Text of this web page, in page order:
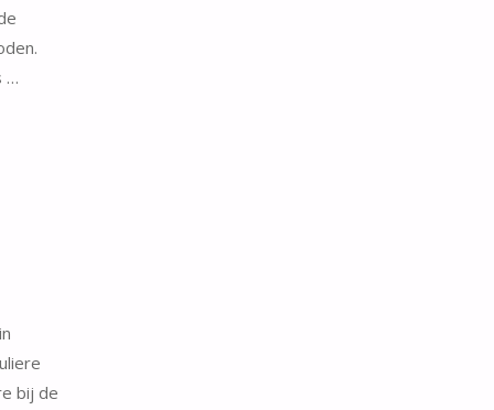
…
bij de